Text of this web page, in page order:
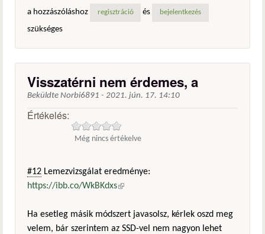
a hozzászóláshoz regisztráció és bejelentkezés
szükséges
Visszatérni nem érdemes, a
Beküldte Norbi6891 - 2021. jún. 17. 14:10
Értékelés:
Még nincs értékelve
#12 Lemezvizsgálat eredménye:
https://ibb.co/WkBKdxs(külső hivatkozás)
Ha esetleg másik módszert javasolsz, kérlek oszd meg
velem, bár szerintem az SSD-vel nem nagyon lehet